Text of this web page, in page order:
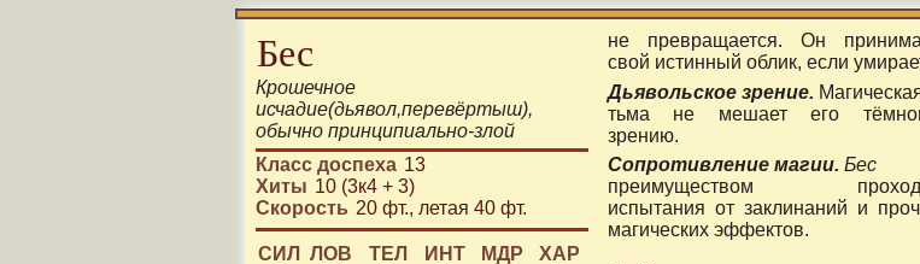
Бес
Крошечное
исчадие(дьявол,перевёртыш),
обычно принципиально-злой
Класс доспеха 13
Хиты 10 (3к4 + 3)
Скорость 20 фт., летая 40 фт.
СИЛ
ЛОВ
ТЕЛ
ИНТ
МДР
ХАР
не превращается. Он
свой истинный облик, если
Дьявольское зрение.
тьма не мешает его
зрению.
Сопротивление магии. Бес
преимуществом
испытания от заклинаний и
магических эффектов.